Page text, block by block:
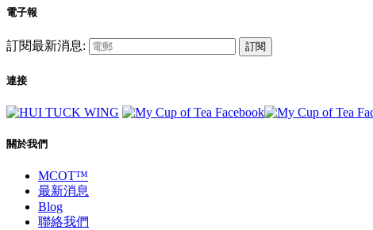
電子報
訂閱最新消息: 訂閱
連接
關於我們
MCOT™
最新消息
Blog
聯絡我們